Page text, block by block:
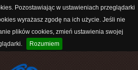
Pozostawiając w ustawieniach przeglądarki
wyrażasz zgodę na ich użycie. Jeśli nie
plików cookies, zmień ustawienia swojej
Rozumiem